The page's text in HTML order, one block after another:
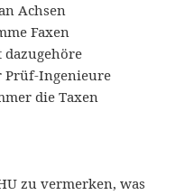
Achsen
Faxen
Prüf-Ingenieure
die Taxen
zu vermerken, was